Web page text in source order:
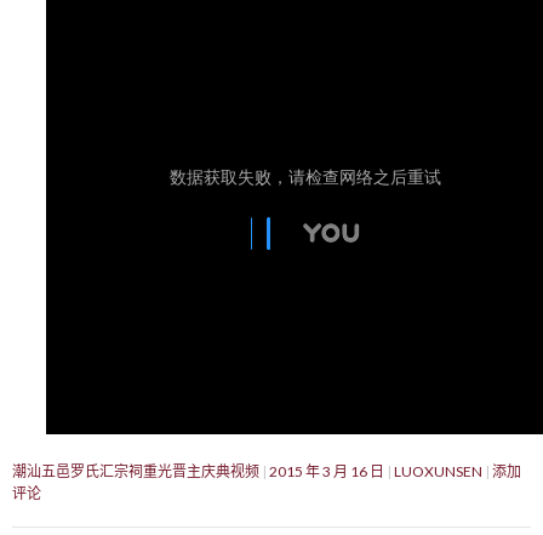
潮汕五邑罗氏汇宗祠重光晋主庆典视频 2015 年 3 月 16 日 LUOXUNSEN 添加
评论